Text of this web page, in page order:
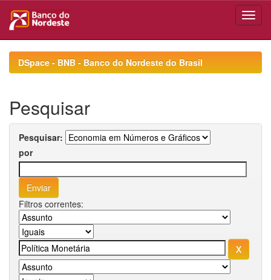
navigationDSpace - BNB - Banco do Nordeste do Brasil
Pesquisar
Pesquisar:
por
Filtros correntes: